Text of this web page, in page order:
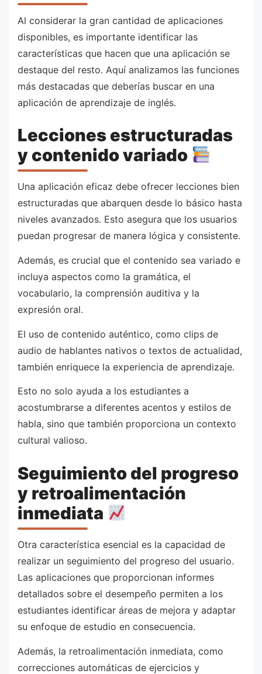
Al considerar la gran cantidad de aplicaciones
disponibles, es importante identificar las
características que hacen que una aplicación se
destaque del resto. Aquí analizamos las funciones
más destacadas que deberías buscar en una
aplicación de aprendizaje de inglés.
Lecciones estructuradas
y contenido variado
Una aplicación eficaz debe ofrecer lecciones bien
estructuradas que abarquen desde lo básico hasta
niveles avanzados. Esto asegura que los usuarios
puedan progresar de manera lógica y consistente.
Además, es crucial que el contenido sea variado e
incluya aspectos como la gramática, el
vocabulario, la comprensión auditiva y la
expresión oral.
El uso de contenido auténtico, como clips de
audio de hablantes nativos o textos de actualidad,
también enriquece la experiencia de aprendizaje.
Esto no solo ayuda a los estudiantes a
acostumbrarse a diferentes acentos y estilos de
habla, sino que también proporciona un contexto
cultural valioso.
Seguimiento del progreso
y retroalimentación
inmediata
Otra característica esencial es la capacidad de
realizar un seguimiento del progreso del usuario.
Las aplicaciones que proporcionan informes
detallados sobre el desempeño permiten a los
estudiantes identificar áreas de mejora y adaptar
su enfoque de estudio en consecuencia.
Además, la retroalimentación inmediata, como
correcciones automáticas de ejercicios y